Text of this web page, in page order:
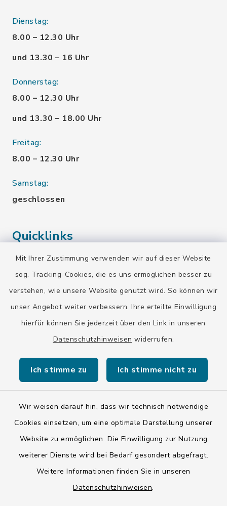
Mit Ihrer Zustimmung verwenden wir auf dieser Website
sog. Tracking-Cookies, die es uns ermöglichen besser zu
verstehen, wie unsere Website genutzt wird. So können wir
unser Angebot weiter verbessern. Ihre erteilte Einwilligung
hierfür können Sie jederzeit über den Link in unseren
Datenschutzhinweisen widerrufen.
Ich stimme zu Ich stimme nicht zu
Wir weisen darauf hin, dass wir technisch notwendige
Cookies einsetzen, um eine optimale Darstellung unserer
Website zu ermöglichen. Die Einwilligung zur Nutzung
weiterer Dienste wird bei Bedarf gesondert abgefragt.
Weitere Informationen finden Sie in unseren
Datenschutzhinweisen.
Dienstag:
8.00 – 12.30 Uhr
und 13.30 – 16 Uhr
Donnerstag:
8.00 – 12.30 Uhr
und 13.30 – 18.00 Uhr
Freitag:
8.00 – 12.30 Uhr
Samstag:
geschlossen
Quicklinks
Landratsamt Bad Tölz-Wolfratshausen
Bayern-Fahrplan
BayernPortal
Kontakt
Barrierefreiheit
Impressum
LSI-Siegel